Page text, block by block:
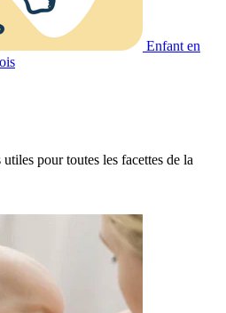
Enfant en
pour toutes les facettes de la